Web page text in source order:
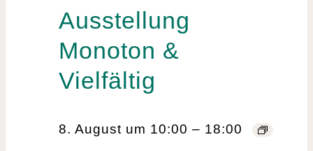
Ausstellung
Monoton &
Vielfältig
8. August um 10:00 – 18:00